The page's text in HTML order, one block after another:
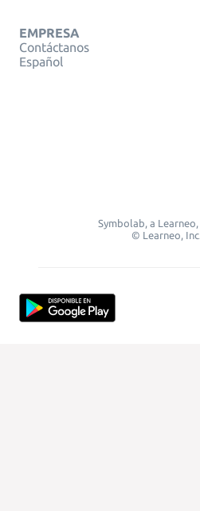
EMPRESA
Contáctanos
Español
Symbolab, a
© Learneo,